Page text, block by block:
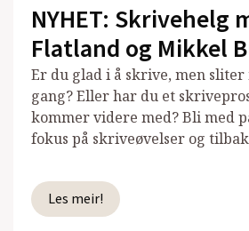
NYHET: Skrivehelg
Flatland og Mikkel
Er du glad i å skrive, men sliter
gang? Eller har du et
kommer videre med? Bli med
fokus på skriveøvelser og
Les meir!